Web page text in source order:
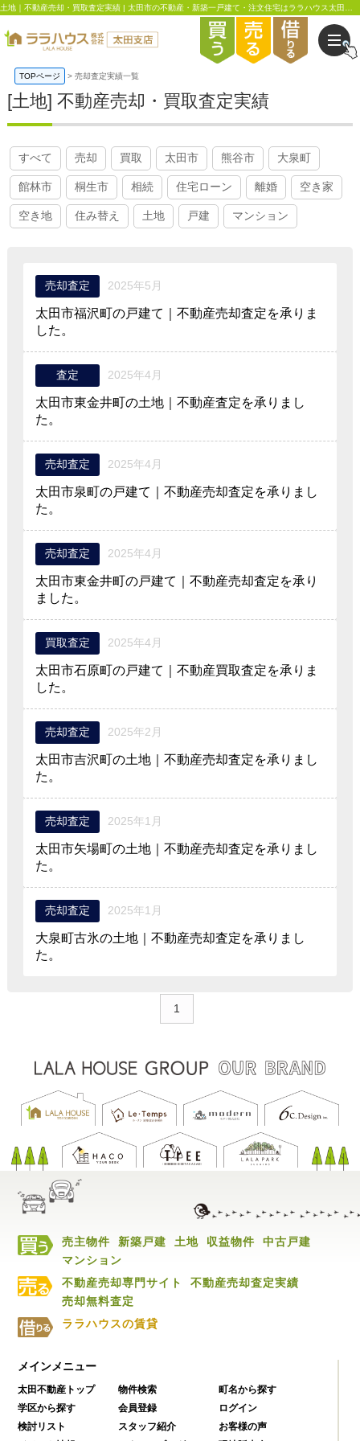
TOPページ 売却査定実績一覧
[土地] 不動産売却・買取査定実績
すべて 売却 買取 太田市 熊谷市 大泉町
館林市 桐生市 相続 住宅ローン 離婚 空き家
空き地 住み替え 土地 戸建 マンション
売却査定 2025年5月
太田市福沢町の戸建て｜不動産売却査定を承りま
した。
査定 2025年4月
太田市東金井町の土地｜不動産査定を承りまし
た。
売却査定 2025年4月
太田市泉町の戸建て｜不動産売却査定を承りまし
た。
売却査定 2025年4月
太田市東金井町の戸建て｜不動産売却査定を承り
ました。
買取査定 2025年4月
太田市石原町の戸建て｜不動産買取査定を承りま
した。
売却査定 2025年2月
太田市吉沢町の土地｜不動産売却査定を承りまし
た。
売却査定 2025年1月
太田市矢場町の土地｜不動産売却査定を承りまし
た。
売却査定 2025年1月
大泉町古氷の土地｜不動産売却査定を承りまし
た。
1
売主物件 新築戸建 土地 収益物件
中古戸建
マンション
不動産売却専門サイト
不動産売却査定実績
売却無料査定
ララハウスの賃貸
メインメニュー
太田不動産トップ 物件検索
町名から探す
学区から探す
会員登録
ログイン
検討リスト
スタッフ紹介
お客様の声